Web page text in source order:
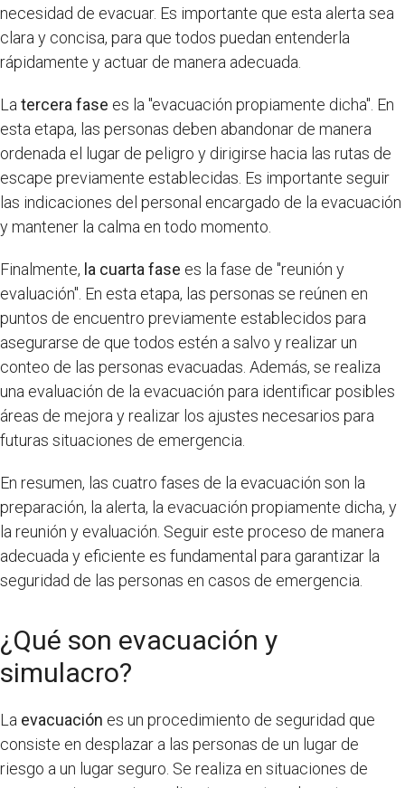
necesidad de evacuar. Es importante que esta alerta sea
clara y concisa, para que todos puedan entenderla
rápidamente y actuar de manera adecuada.
La tercera fase es la "evacuación propiamente dicha". En
esta etapa, las personas deben abandonar de manera
ordenada el lugar de peligro y dirigirse hacia las rutas de
escape previamente establecidas. Es importante seguir
las indicaciones del personal encargado de la evacuación
y mantener la calma en todo momento.
Finalmente, la cuarta fase es la fase de "reunión y
evaluación". En esta etapa, las personas se reúnen en
puntos de encuentro previamente establecidos para
asegurarse de que todos estén a salvo y realizar un
conteo de las personas evacuadas. Además, se realiza
una evaluación de la evacuación para identificar posibles
áreas de mejora y realizar los ajustes necesarios para
futuras situaciones de emergencia.
En resumen, las cuatro fases de la evacuación son la
preparación, la alerta, la evacuación propiamente dicha, y
la reunión y evaluación. Seguir este proceso de manera
adecuada y eficiente es fundamental para garantizar la
seguridad de las personas en casos de emergencia.
¿Qué son evacuación y
simulacro?
La evacuación es un procedimiento de seguridad que
consiste en desplazar a las personas de un lugar de
riesgo a un lugar seguro. Se realiza en situaciones de